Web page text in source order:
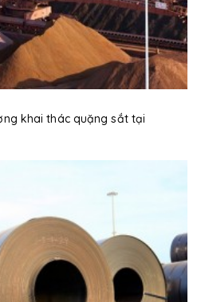
khai thác quặng sắt tại